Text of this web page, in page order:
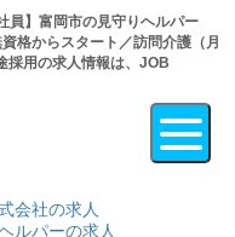
員】富岡市の見守りヘルパー
格からスタート／訪問介護（月
採用の求人情報は、JOB
会社の求人
ルパーの求人